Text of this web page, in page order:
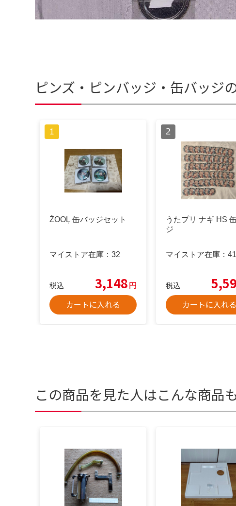
ピンズ・ピンバッジ・缶バッジ
ŹOOĻ 缶バッジセット
マイストア在庫： 32
税込 3,148円
カートに入れる
うたプリ ナギ HS
ジ
マイストア在庫： 41
税込
カートに入れる
この商品を見た人はこんな商品